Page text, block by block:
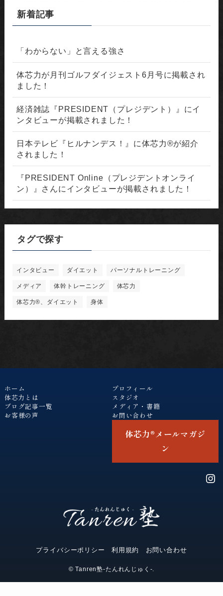
新着記事
「わからない」と言える強さ
体芯力が月刊ゴルフダイジェスト6月号に掲載され
ました！
経済雑誌『PRESIDENT（プレジデント）』にイ
ンタビューが掲載されました！
日本テレビ『ヒルナンデス！』に体芯力®が紹介
されました！
『PRESIDENT Online（プレジデントオンライ
ン）』さんにインタビューが掲載されました！
タグで探す
インタビュー ダイエット パーソナルトレーニング
メディア 体幹トレーニング 体芯力
体芯力®︎、ダイエット 身体
ホーム
体芯力とは
ブログ記事一覧
お客様の声
プロフィール
スタジオ
メディア・書籍
お問い合わせ
体芯力®︎メールマガジ
ン
プライバシーポリシー 利用規約 お問い合わせ
© Tanren塾-たんれんじゅく-.